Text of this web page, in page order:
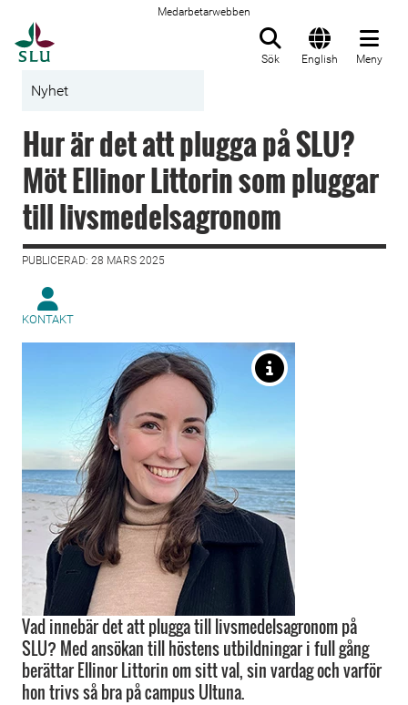
Medarbetarwebben
Sök English Meny
Nyhet
Hur är det att plugga på SLU?
Möt Ellinor Littorin som pluggar
till livsmedelsagronom
PUBLICERAD: 28 MARS 2025
KONTAKT
Vad innebär det att plugga till livsmedelsagronom på
SLU? Med ansökan till höstens utbildningar i full gång
berättar Ellinor Littorin om sitt val, sin vardag och varför
hon trivs så bra på campus Ultuna.